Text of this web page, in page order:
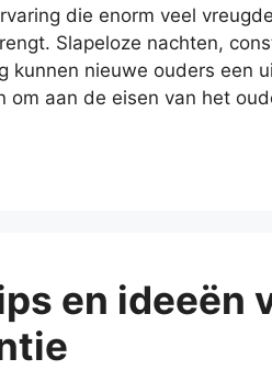
die enorm veel
Slapeloze nachten,
kunnen nieuwe ouders een
om aan de eisen van het
en ideeën